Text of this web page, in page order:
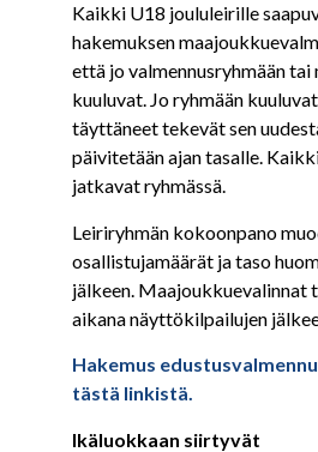
Kaikki U18 joululeirille
hakemuksen
että jo valmennusryhmään tai
kuuluvat. Jo ryhmään
täyttäneet tekevät sen
päivitetään ajan tasalle.
jatkavat ryhmässä.
Leiriryhmän kokoonpano
osallistujamäärät ja taso
jälkeen. Maajoukkuevalinnat
aikana näyttökilpailujen
Hakemus
tästä linkistä.
Ikäluokkaan siirtyvät